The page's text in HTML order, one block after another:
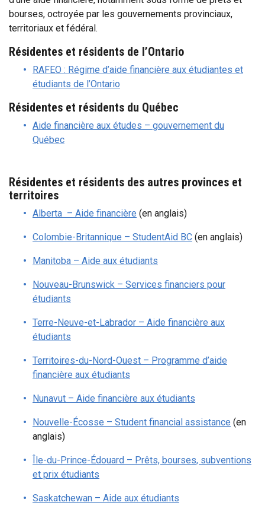
bourses, octroyée par les gouvernements provinciaux,
territoriaux et fédéral.
Résidentes et résidents de l’Ontario
RAFEO : Régime d’aide financière aux étudiantes et
étudiants de l’Ontario
Résidentes et résidents du Québec
Aide financière aux études – gouvernement du
Québec
Résidentes et résidents des autres provinces et
territoires
Alberta – Aide financière (en anglais)
Colombie-Britannique – StudentAid BC (en anglais)
Manitoba – Aide aux étudiants
Nouveau-Brunswick – Services financiers pour
étudiants
Terre-Neuve-et-Labrador – Aide financière aux
étudiants
Territoires-du-Nord-Ouest – Programme d’aide
financière aux étudiants
Nunavut – Aide financière aux étudiants
Nouvelle-Écosse – Student financial assistance (en
anglais)
Île-du-Prince-Édouard – Prêts, bourses, subventions
et prix étudiants
Saskatchewan – Aide aux étudiants